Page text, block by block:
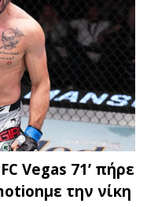
Vegas 71’ πήρε
την νίκη